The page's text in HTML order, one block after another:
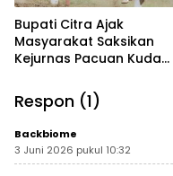
Bupati Citra Ajak
Masyarakat Saksikan
Kejurnas Pacuan Kuda
Legokjawa
Respon (1)
Backbiome
3 Juni 2026 pukul 10:32